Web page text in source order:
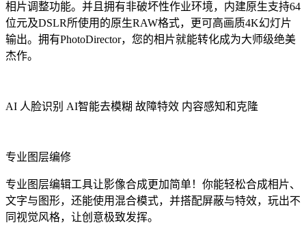
相片调整功能。并且拥有非破坏性作业环境，内建原生支持64
位元及DSLR所使用的原生RAW格式，更可高画质4K幻灯片
输出。拥有PhotoDirector，您的相片就能转化成为大师级绝美
杰作。
AI 人脸识别 AI智能去模糊 故障特效 内容感知和克隆
专业图层编修
专业图层编辑工具让影像合成更加简单！你能轻松合成相片、
文字与图形，还能使用混合模式，并搭配屏蔽与特效，玩出不
同视觉风格，让创意极致发挥。